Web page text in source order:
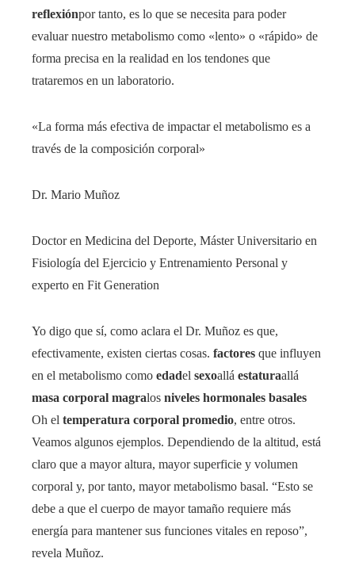
reflexiónpor tanto, es lo que se necesita para poder
evaluar nuestro metabolismo como «lento» o «rápido» de
forma precisa en la realidad en los tendones que
trataremos en un laboratorio.
«La forma más efectiva de impactar el metabolismo es a
través de la composición corporal»
Dr. Mario Muñoz
Doctor en Medicina del Deporte, Máster Universitario en
Fisiología del Ejercicio y Entrenamiento Personal y
experto en Fit Generation
Yo digo que sí, como aclara el Dr. Muñoz es que,
efectivamente, existen ciertas cosas. factores que influyen
en el metabolismo como edadel sexoallá estaturaallá
masa corporal magralos niveles hormonales basales
Oh el temperatura corporal promedio, entre otros.
Veamos algunos ejemplos. Dependiendo de la altitud, está
claro que a mayor altura, mayor superficie y volumen
corporal y, por tanto, mayor metabolismo basal. “Esto se
debe a que el cuerpo de mayor tamaño requiere más
energía para mantener sus funciones vitales en reposo”,
revela Muñoz.